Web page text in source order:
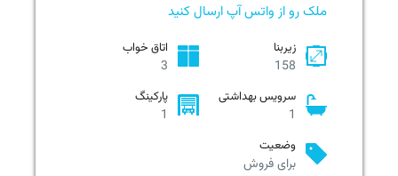
ملک رو از واتس آپ ارسال کنید
زیربنا
158
اتاق خواب
3
سرویس بهداشتی
1
پارکینگ
1
وضعیت
برای فروش